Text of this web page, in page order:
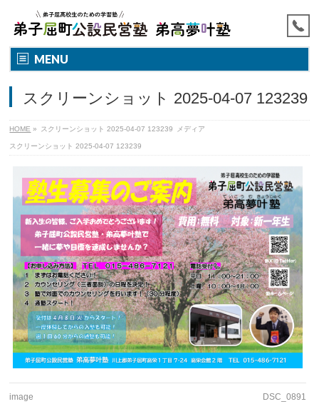
MENU
スクリーンショット 2025-04-07 123239
HOME » スクリーンショット 2025-04-07 123239 メディア
スクリーンショット 2025-04-07 123239
image DSC_0891